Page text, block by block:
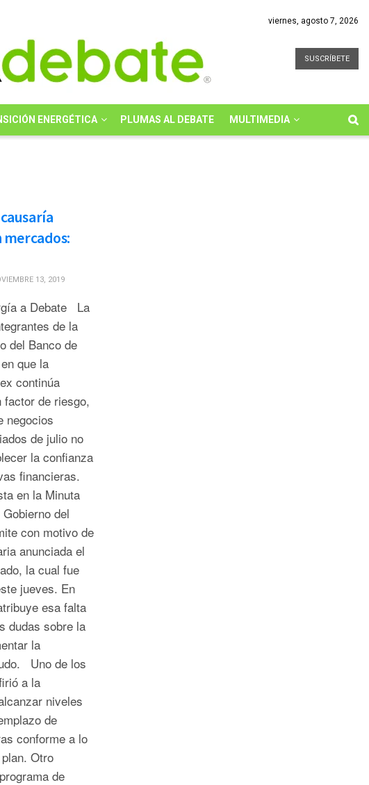
viernes, agosto 7, 2026
SUSCRÍBETE
ENERGÉTICA PLUMAS AL DEBATE MULTIMEDIA
13, 2019
a Debate La
de la
del Banco de
que la
continúa
factor de riesgo,
negocios
de julio no
la confianza
financieras.
en la Minuta
del
con motivo de
anunciada el
la cual fue
jueves. En
esa falta
dudas sobre la
la
Uno de los
a la
niveles
de
conforme a lo
Otro
de